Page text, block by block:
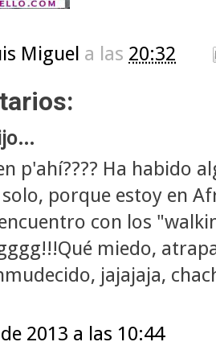
Miguel a las 20:32
p'ahí???? Ha habido
porque estoy en
con los
miedo,
jajajaja,
2013 a las 10:44